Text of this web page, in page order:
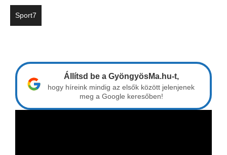
Sport7
Állítsd be a GyöngyösMa.hu-t,
hogy híreink mindig az elsők között jelenjenek
meg a Google keresőben!